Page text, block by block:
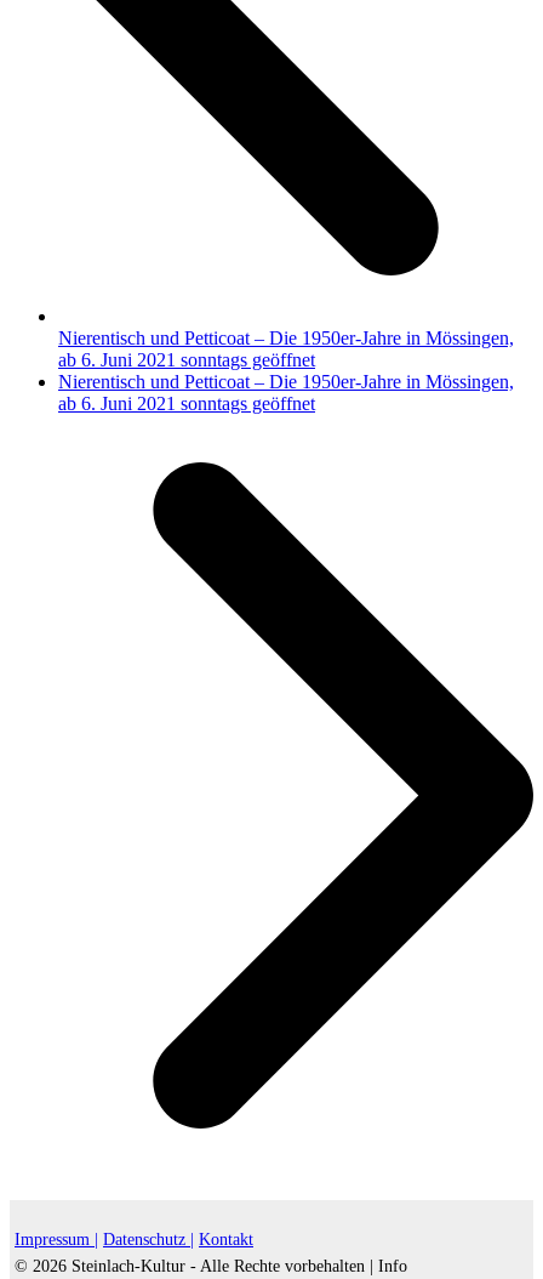
Nierentisch und Petticoat – Die 1950er-Jahre in Mössingen,
ab 6. Juni 2021 sonntags geöffnet
Nächster
Beitrag:
Nierentisch und Petticoat – Die 1950er-Jahre in Mössingen,
ab 6. Juni 2021 sonntags geöffnet
Impressum | Datenschutz |
Kontakt
© 2026 Steinlach-Kultur - Alle Rechte vorbehalten |
Info